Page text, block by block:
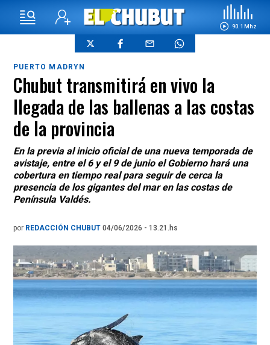
90.1 Mhz
PUERTO MADRYN
Chubut transmitirá en vivo la
llegada de las ballenas a las costas
de la provincia
En la previa al inicio oficial de una nueva temporada de
avistaje, entre el 6 y el 9 de junio el Gobierno hará una
cobertura en tiempo real para seguir de cerca la
presencia de los gigantes del mar en las costas de
Península Valdés.
por REDACCIÓN CHUBUT 04/06/2026 - 13.21.hs